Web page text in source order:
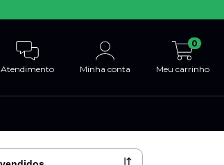
Atendimento Minha conta Meu carrinho
0